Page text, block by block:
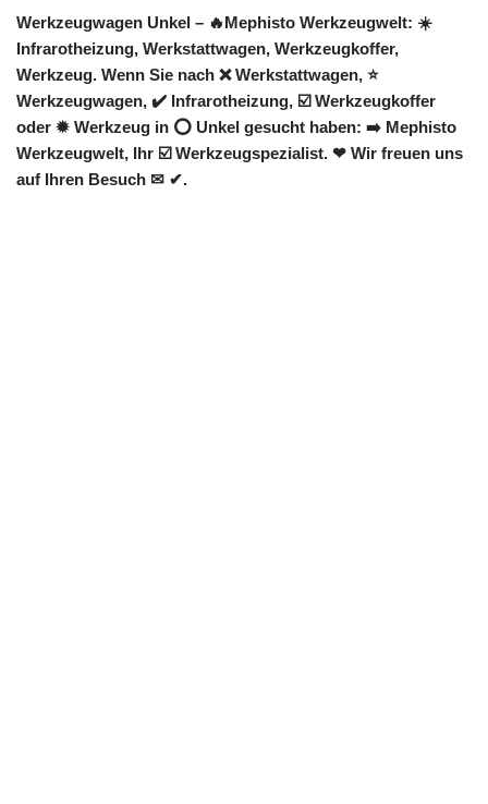
Werkzeugwagen Unkel – 🔥Mephisto Werkzeugwelt: ☀️
Infrarotheizung, Werkstattwagen, Werkzeugkoffer,
Werkzeug. Wenn Sie nach ❌ Werkstattwagen, ⭐
Werkzeugwagen, ✔️ Infrarotheizung, ☑️ Werkzeugkoffer
oder ✹ Werkzeug in ⭕ Unkel gesucht haben: ➡️ Mephisto
Werkzeugwelt, Ihr ☑️ Werkzeugspezialist. ❤ Wir freuen uns
auf Ihren Besuch ✉ ✔.